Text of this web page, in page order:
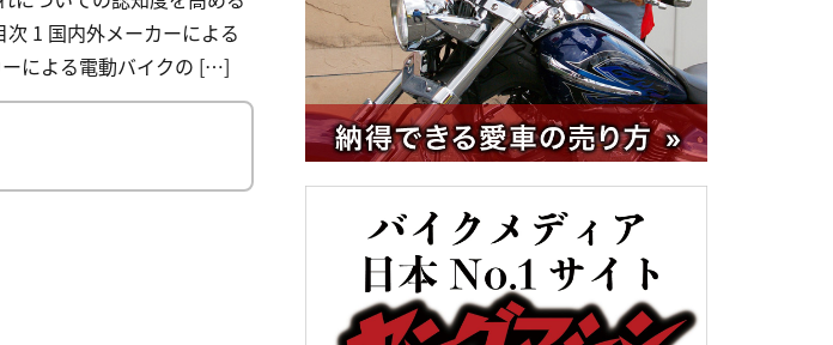
1 国内外メーカーによる
による電動バイクの […]